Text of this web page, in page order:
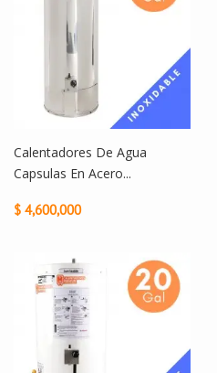
Calentadores De Agua
Capsulas En Acero...
$ 4,600,000